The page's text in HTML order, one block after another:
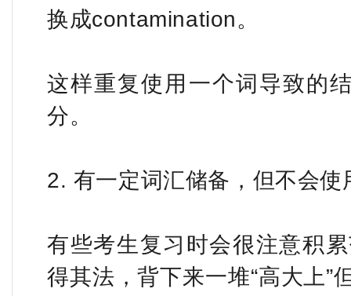
换成contamination。
这样重复使用一个词导致的
分。
2. 有一定词汇储备，但不会使
有些考生复习时会很注意积
得其法，背下来一堆“高大上”